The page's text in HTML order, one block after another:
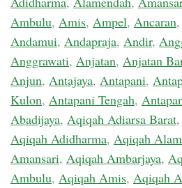
Ambulu, Amis, Ampel, Ancaran,
Andamui, Andapraja, Andir,
Anggrawati, Anjatan, Anjatan
Anjun, Antajaya, Antapani,
Kulon, Antapani Tengah,
Abadijaya, Aqiqah Adiarsa Barat,
Aqiqah Adidharma, Aqiqah
Amansari, Aqiqah Ambarjaya,
Ambulu, Aqiqah Amis, Aqiqah